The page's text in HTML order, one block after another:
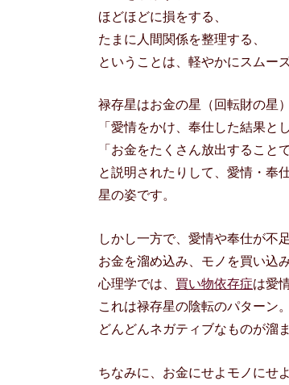
ほどほどに損をする、
たまに人間関係を整理する、
ということは、軽やかにスムー
禄存星はお金の星（回転財の星
「愛情をかけ、奉仕した結果と
「お金をたくさん放出すること
と説明されたりして、愛情・奉
星の姿です。
しかし一方で、愛情や奉仕が不
お金を溜め込み、モノを買い込
心理学では、 買い物依存症は愛
これは禄存星の陰転のパターン。
どんどんネガティブなものが溜
ちなみに、お金にせよモノにせよ